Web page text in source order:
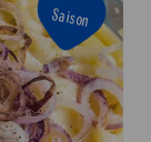
Saison